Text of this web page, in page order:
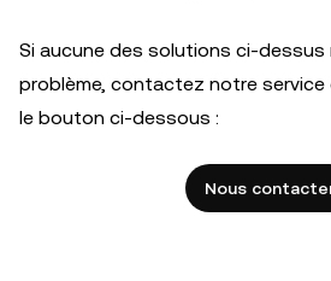
Si aucune des solutions ci-
problème, contactez notre service
le bouton ci-dessous :
Nous